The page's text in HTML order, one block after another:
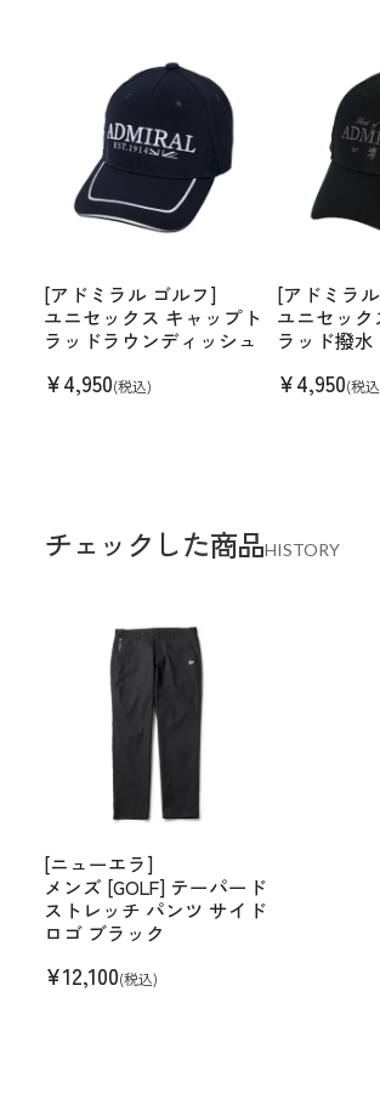
[アドミラル ゴルフ]
ユニセックス キャップト
ラッドラウンディッシュ
¥4,950(税込)
[アドミラ
ユニセッ
ラッド撥水
¥4,950(税
チェックした商品HISTORY
[ニューエラ]
メンズ [GOLF] テーパード
ストレッチ パンツ サイド
ロゴ ブラック
¥12,100(税込)